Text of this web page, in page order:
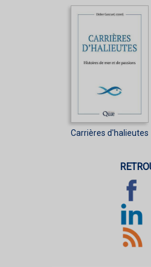
Carrières d'halieutes